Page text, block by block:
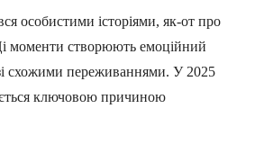
особистими історіями, як-от про
моменти створюють емоційний
схожими переживаннями. У 2025
ключовою причиною